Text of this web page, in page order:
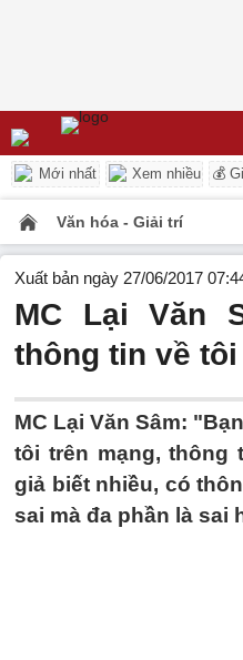
Mới nhất Xem nhiều 💰
Văn hóa - Giải trí
Xuất bản ngày 27/06/2017
MC Lại Văn
thông tin về
MC Lại Văn Sâm:
tôi trên mạng, thông
giả biết nhiều, có
sai mà đa phần là sai